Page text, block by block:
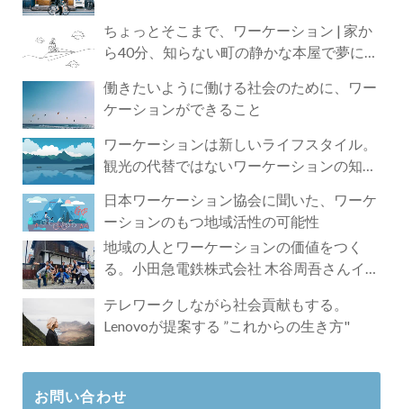
ちょっとそこまで、ワーケーション | 家か
ら40分、知らない町の静かな本屋で夢に近
働きたいように働ける社会のために、ワー
ケーションができること
ワーケーションは新しいライフスタイル。
観光の代替ではないワーケーションの知ら
日本ワーケーション協会に聞いた、ワーケ
ーションのもつ地域活性の可能性
地域の人とワーケーションの価値をつく
る。小田急電鉄株式会社 木谷周吾さんイン
テレワークしながら社会貢献もする。
Lenovoが提案する ”これからの生き方"
お問い合わせ